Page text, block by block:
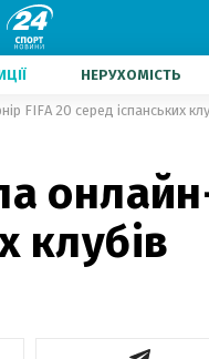
НЕРУХОМІСТЬ
FIFA 20 серед іспанських
клубів